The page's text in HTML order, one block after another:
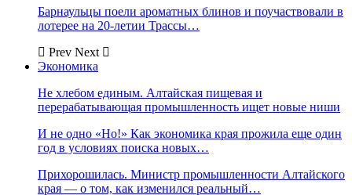
Барнаульцы поели ароматных блинов и поучаствовали в
лотерее на 20-летии Трассы…
Prev Next
Экономика
Не хлебом единым. Алтайская пищевая и
перерабатывающая промышленность ищет новые ниши
И не одно «Но!» Как экономика края прожила еще один
год в условиях поиска новых…
Прихорошилась. Министр промышленности Алтайского
края — о том, как изменился реальный…